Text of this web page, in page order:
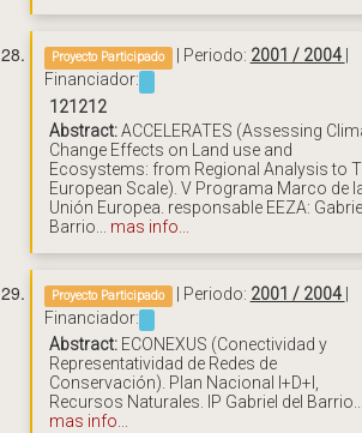
Proyecto Participado | Periodo: 2001 / 2004
Financiador:
121212
Abstract:ACCELERATES (Assessing
Change Effects on Land use and
Ecosystems: from Regional Analysis to
European Scale). V Programa Marco de
Unión Europea. responsable EEZA:
Barrio... mas info...
Proyecto Participado | Periodo: 2001 / 2004
Financiador:
Abstract: ECONEXUS (Conectividad y
Representatividad de Redes de
Conservación). Plan Nacional I+D+I,
Recursos Naturales. IP Gabriel del Barrio....
mas info...